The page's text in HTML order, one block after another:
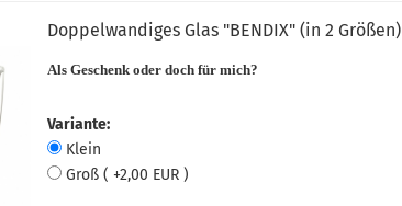
Doppelwandiges Glas "BENDIX" (in 2 Größen)
Als Geschenk oder doch für mich?
Variante:
Klein
Groß ( +2,00 EUR )